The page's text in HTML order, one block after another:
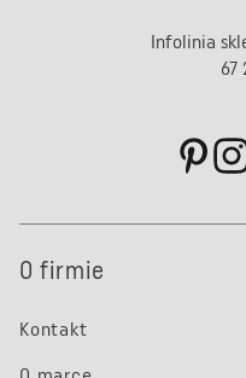
Infolinia
67
O firmie
Kontakt